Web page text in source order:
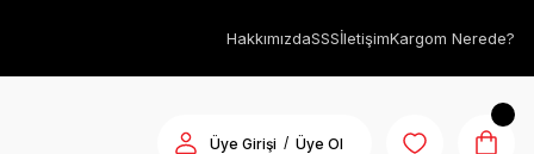
HakkımızdaSSSİletişimKargom Nerede?
Üye Girişi / Üye Ol